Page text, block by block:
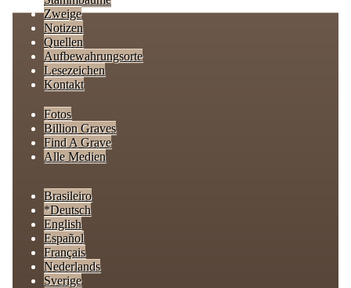
Fotos
Billion Graves
Find A Grave
Alle Medien
Zweige
Notizen
Quellen
Aufbewahrungsorte
Lesezeichen
Kontakt
Brasileiro
*Deutsch
English
Español
Français
Nederlands
Sverige